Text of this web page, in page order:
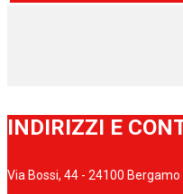
INDIRIZZI E
Via Bossi, 44 - 24100 Bergamo